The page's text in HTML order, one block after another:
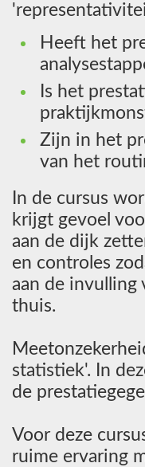
Heeft het
Is het
Zijn in het
van het
In de cursus
krijgt gevoel
aan de dijk
en controles
aan de invulling
thuis.
statistiek'. In
de
Voor deze
ruime ervaring